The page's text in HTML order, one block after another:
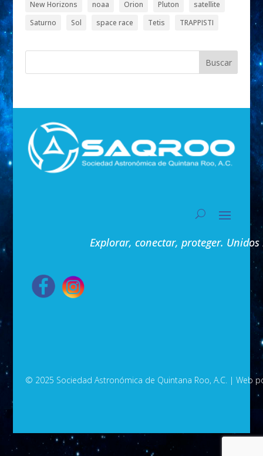
New Horizons
noaa Orion Pluton
satellite
Saturno
Sol space race Tetis TRAPPISTI
Buscar
Explorar, conectar, proteger.
© 2025 Sociedad Astronómica de Quintana Roo, A.C. | Web